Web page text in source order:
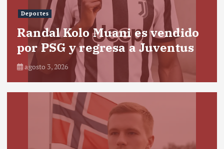
Deportes
Randal Kolo Muani es vendido
por PSG y regresa a Juventus
agosto 3, 2026